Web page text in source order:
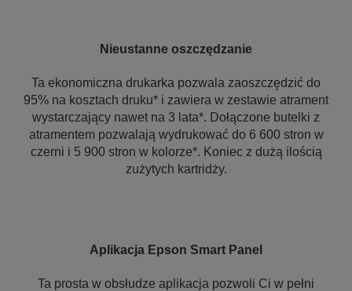
Nieustanne oszczędzanie
Ta ekonomiczna drukarka pozwala zaoszczędzić do
95% na kosztach druku* i zawiera w zestawie atrament
wystarczający nawet na 3 lata*. Dołączone butelki z
atramentem pozwalają wydrukować do 6 600 stron w
czerni i 5 900 stron w kolorze*. Koniec z dużą ilością
zużytych kartridży.
Aplikacja Epson Smart Panel
Ta prosta w obsłudze aplikacja pozwoli Ci w pełni